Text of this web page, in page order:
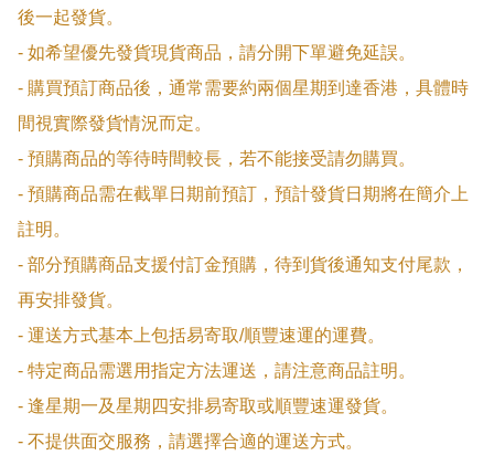
後一起發貨。
- 如希望優先發貨現貨商品，請分開下單避免延誤。
- 購買預訂商品後，通常需要約兩個星期到達香港，具體時
間視實際發貨情況而定。
- 預購商品的等待時間較長，若不能接受請勿購買。
- 預購商品需在截單日期前預訂，預計發貨日期將在簡介上
註明。
- 部分預購商品支援付訂金預購，待到貨後通知支付尾款，
再安排發貨。
- 運送方式基本上包括易寄取/順豐速運的運費。
- 特定商品需選用指定方法運送，請注意商品註明。
- 逢星期一及星期四安排易寄取或順豐速運發貨。
- 不提供面交服務，請選擇合適的運送方式。